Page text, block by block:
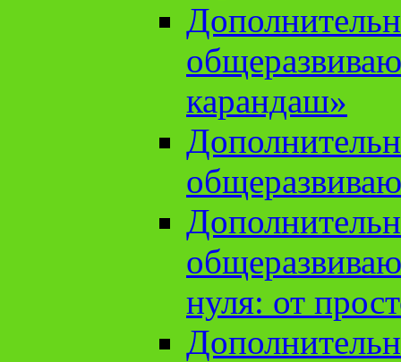
карандаш»
нуля: от